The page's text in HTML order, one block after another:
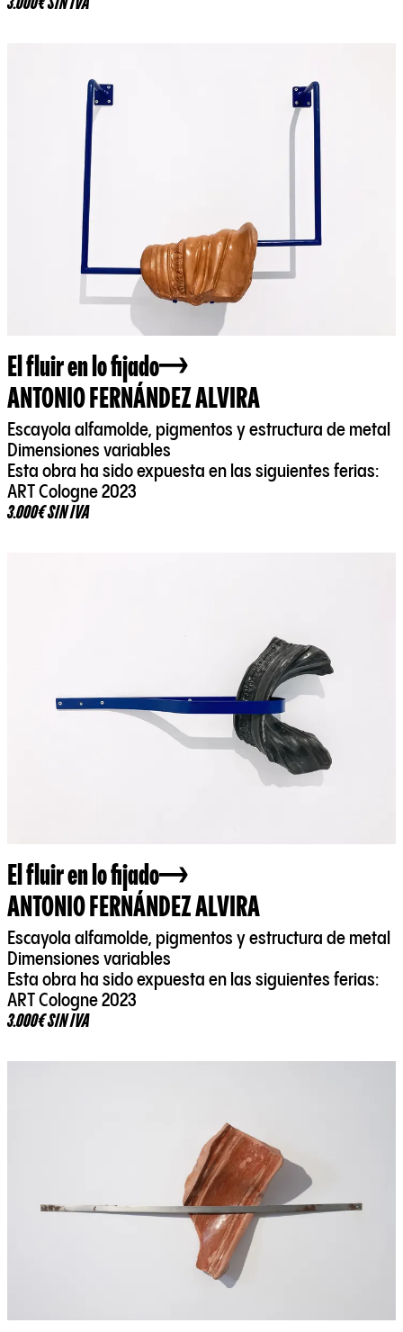
3.000€ SIN IVA
El fluir en lo fijado
ANTONIO FERNÁNDEZ ALVIRA
Escayola alfamolde, pigmentos y estructura de metal
Dimensiones variables
Esta obra ha sido expuesta en las siguientes ferias:
ART Cologne 2023
3.000€ SIN IVA
El fluir en lo fijado
ANTONIO FERNÁNDEZ ALVIRA
Escayola alfamolde, pigmentos y estructura de metal
Dimensiones variables
Esta obra ha sido expuesta en las siguientes ferias:
ART Cologne 2023
3.000€ SIN IVA